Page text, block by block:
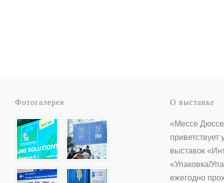
Фотогалерея О выставке
«Мессе
приветствует
выставок
«Упаковка/
ежегодно